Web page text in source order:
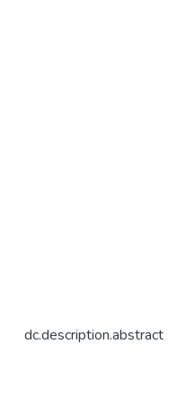
dc.description.abstract